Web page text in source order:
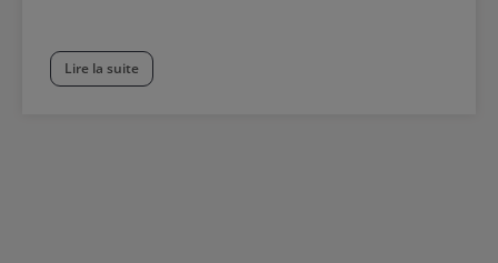
Lire la suite